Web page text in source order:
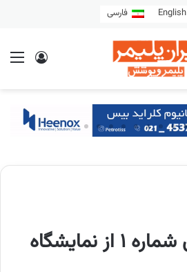
English فارسی
گزارش تصویری شماره 1 از نمایشگاه